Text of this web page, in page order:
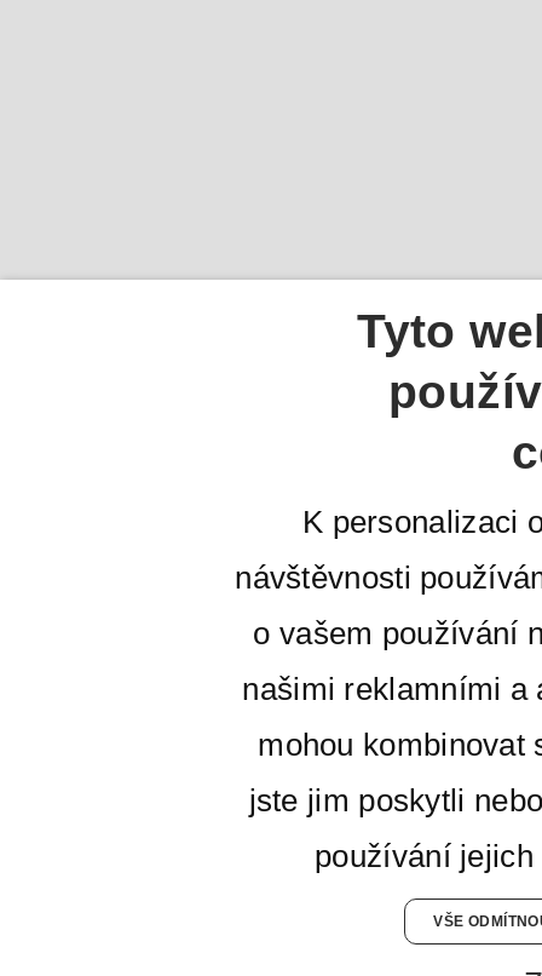
Tyto
K personalizaci
návštěvnosti
o vašem používání
našimi reklamními a
mohou kombinovat
jste jim poskytli
používání
VŠE